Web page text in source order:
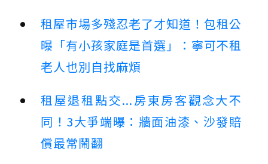
租屋市場多殘忍老了才知道！包租公
曝「有小孩家庭是首選」：寧可不租
老人也別自找麻煩
租屋退租點交...房東房客觀念大不
同！3大爭端曝：牆面油漆、沙發賠
償最常鬧翻